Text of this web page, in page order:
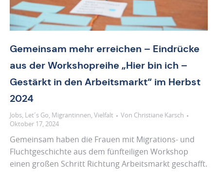
Gemeinsam mehr erreichen – Eindrücke
aus der Workshopreihe „Hier bin ich –
Gestärkt in den Arbeitsmarkt“ im Herbst
2024
Jobs, Let´s Go, Migrantinnen, Vielfalt Von Christiane Karsch
Oktober 17, 2024
Gemeinsam haben die Frauen mit Migrations- und
Fluchtgeschichte aus dem fünfteiligen Workshop
einen großen Schritt Richtung Arbeitsmarkt geschafft.